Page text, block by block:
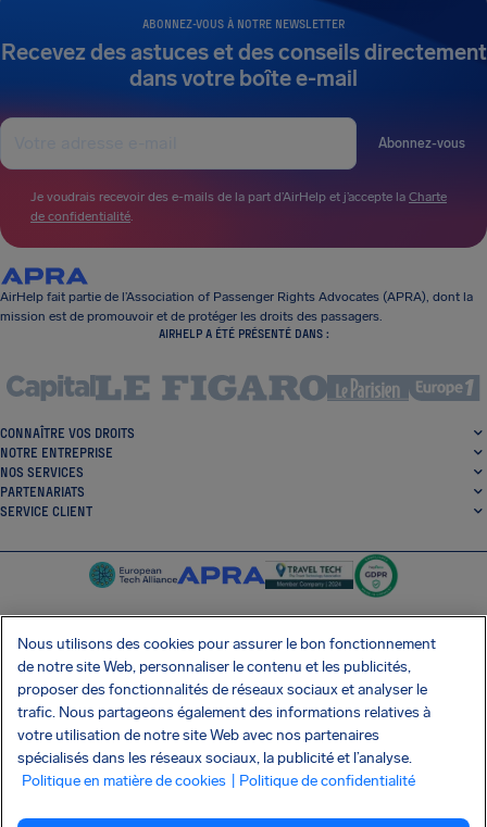
ABONNEZ-VOUS À NOTRE NEWSLETTER
Recevez des astuces et des conseils directement
dans votre boîte e-mail
Abonnez-vous
Je voudrais recevoir des e-mails de la part d’AirHelp et j’accepte la Charte
de confidentialité.
AirHelp fait partie de l’Association of Passenger Rights Advocates (APRA), dont la
mission est de promouvoir et de protéger les droits des passagers.
AIRHELP A ÉTÉ PRÉSENTÉ DANS :
CONNAÎTRE VOS DROITS
NOTRE ENTREPRISE
NOS SERVICES
PARTENARIATS
SERVICE CLIENT
SocialFacebook
SocialTwitter
SocialInstagram
SocialLinkedin
OBTENEZ NOTRE APPLI GRATUITE
Nous utilisons des cookies pour assurer le bon fonctionnement
de notre site Web, personnaliser le contenu et les publicités,
proposer des fonctionnalités de réseaux sociaux et analyser le
trafic. Nous partageons également des informations relatives à
votre utilisation de notre site Web avec nos partenaires
spécialisés dans les réseaux sociaux, la publicité et l’analyse.
Politique en matière de cookies
| Politique de confidentialité